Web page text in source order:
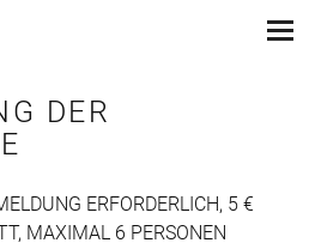
DER
ERFORDERLICH, 5 €
MAXIMAL 6 PERSONEN